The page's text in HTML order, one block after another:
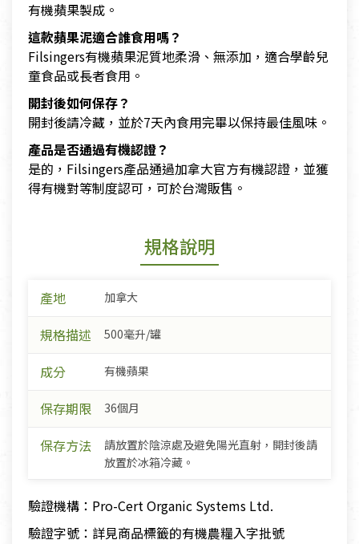
有機蘋果製成。
這款蘋果泥適合誰食用嗎？
Filsingers有機蘋果泥質地柔滑、無添加，適合學齡兒
童食品或長者食用。
開封後如何保存？
開封後請冷藏，並於7天內食用完畢以保持最佳風味。
產品是否通過有機認證？
是的，Filsingers產品通過加拿大官方有機認證，並獲
得有機對等制度認可，可於台灣販售。
規格說明
產地 加拿大
規格描述 500毫升/罐
成分 有機蘋果
保存期限 36個月
保存方法
請放置於陰涼處及避免陽光直射，開封後請
放置於冰箱冷藏。
驗證機構：Pro-Cert Organic Systems Ltd.
驗證字號：詳見商品標籤的有機農糧入字批號